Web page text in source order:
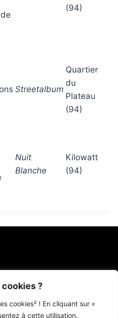
?
cookies² ! En cliquant sur «
à cette utilisation.
(94)
Streetalbum
Quartier
du
Plateau
(94)
Nuit
Blanche
Kilowatt
(94)